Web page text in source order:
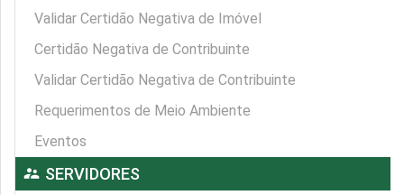
Validar Certidão Negativa de Imóvel
Certidão Negativa de Contribuinte
Validar Certidão Negativa de Contribuinte
Requerimentos de Meio Ambiente
Eventos
supervisor_account SERVIDORES